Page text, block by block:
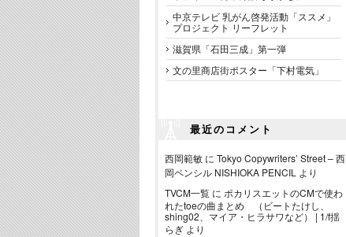
中京テレビ 乳がん啓発活動「ススメ」
プロジェクト リーフレット
滋賀県「石田三成」第一弾
文の里商店街ポスター「下村電気」
最近のコメント
西岡範敏 に Tokyo Copywriters’ Street – 西
岡ペンシル NISHIOKA PENCIL より
TVCM一覧 に ポカリスエットのCMで使わ
れたtoeの曲まとめ （ビートたけし、
shing02、マイア・ヒラサワなど） | 1/f揺
らぎ より